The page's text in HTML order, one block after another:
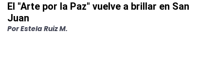
El "Arte por la Paz" vuelve a brillar en San
Juan
PorEstela Ruiz M.